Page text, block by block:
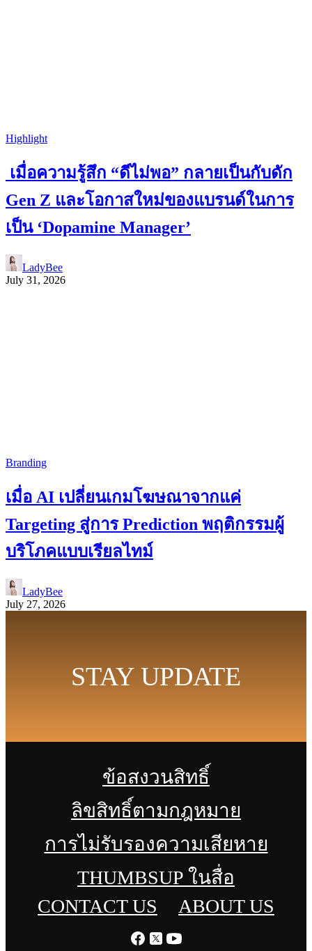
Highlight
เมื่อความรู้สึก “ดีไม่พอ” กลายเป็นกับดัก
Gen Z และโอกาสใหม่ของแบรนด์ในการ
เป็น ‘Dopamine Manager’
LadyBee
July 31, 2026
Branding
เมื่อ AI เปลี่ยนเกมโฆษณาจากแค่
Targeting สู่การ Prediction พฤติกรรมผู้
บริโภคแบบเรียลไทม์
LadyBee
July 27, 2026
STAY UPDATE
ข้อสงวนสิทธิ์
ลิขสิทธิ์ตามกฎหมาย
การไม่รับรองความเสียหาย
THUMBSUP ในสื่อ
CONTACT US
ABOUT US